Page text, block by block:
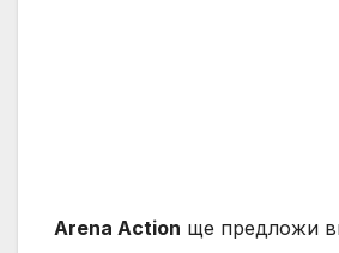
Arena Action ще предложи